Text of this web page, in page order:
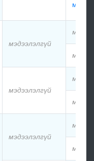
мэдээлэлгүй
мэдээлэлгүй
мэдээлэлгүй